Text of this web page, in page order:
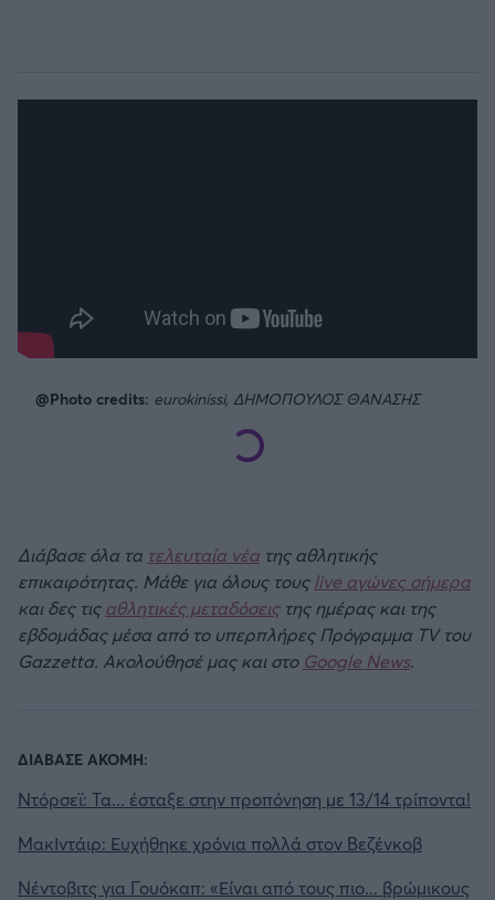
@Photo credits: eurokinissi, ΔΗΜΟΠΟΥΛΟΣ ΘΑΝΑΣΗΣ
Διάβασε όλα τα τελευταία νέα της αθλητικής
επικαιρότητας. Μάθε για όλους τους live αγώνες σήμερα
και δες τιςαθλητικές μεταδόσειςτης ημέρας και της
εβδομάδας μέσα από το υπερπλήρες Πρόγραμμα TV του
Gazzetta. Ακολούθησέ μας και στο Google News.
ΔΙΑΒΑΣΕ ΑΚΟΜΗ:
Ντόρσεϊ: Τα... έσταξε στην προπόνηση με 13/14 τρίποντα!
ΜακΙντάιρ: Ευχήθηκε χρόνια πολλά στον Βεζένκοβ
Νέντοβιτς για Γουόκαπ: «Είναι από τους πιο... βρώμικους